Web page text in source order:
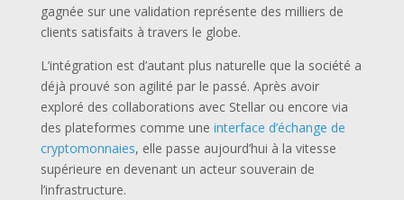
gagnée sur une validation représente des milliers de
clients satisfaits à travers le globe.
L’intégration est d’autant plus naturelle que la société a
déjà prouvé son agilité par le passé. Après avoir
exploré des collaborations avec Stellar ou encore via
des plateformes comme une interface d’échange de
cryptomonnaies, elle passe aujourd’hui à la vitesse
supérieure en devenant un acteur souverain de
l’infrastructure.